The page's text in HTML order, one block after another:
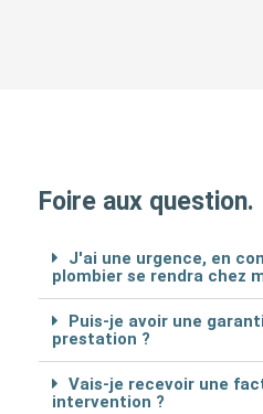
Foire aux question.
J'ai une urgence, en
plombier se rendra chez
Puis-je avoir une
prestation ?
Vais-je recevoir une
intervention ?